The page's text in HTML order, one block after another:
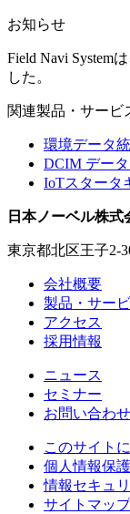
お知らせ
Field Navi System
した。
関連製品・サービ
環境データ
DCIM デー
IoTスタータ
日本ノーベル株式
東京都北区王子2-
会社概要
製品・サー
アクセス
採用情報
ニュース
セミナー
お問い合わせ
このサイト
個人情報保
情報セキュ
サイトマップ